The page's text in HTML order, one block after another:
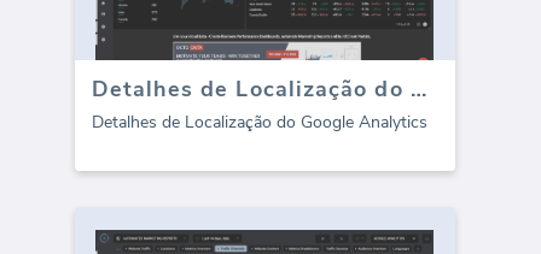
Detalhes de Localização do Google Analytics
Detalhes de Localização do Google Analytics